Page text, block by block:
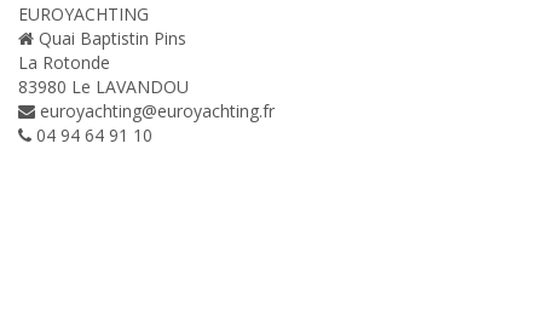
EUROYACHTING
Quai Baptistin Pins
La Rotonde
83980 Le LAVANDOU
euroyachting@euroyachting.fr
04 94 64 91 10